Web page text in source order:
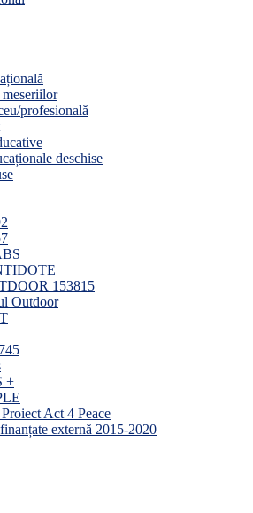
meseriilor
profesională
deschise
153815
Outdoor
+
Act 4 Peace
externă 2015-2020